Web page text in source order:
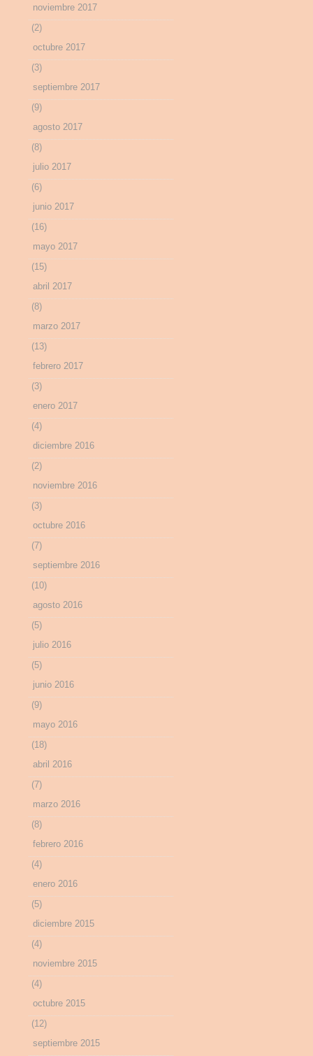
noviembre 2017
(2)
octubre 2017
(3)
septiembre 2017
(9)
agosto 2017
(8)
julio 2017
(6)
junio 2017
(16)
mayo 2017
(15)
abril 2017
(8)
marzo 2017
(13)
febrero 2017
(3)
enero 2017
(4)
diciembre 2016
(2)
noviembre 2016
(3)
octubre 2016
(7)
septiembre 2016
(10)
agosto 2016
(5)
julio 2016
(5)
junio 2016
(9)
mayo 2016
(18)
abril 2016
(7)
marzo 2016
(8)
febrero 2016
(4)
enero 2016
(5)
diciembre 2015
(4)
noviembre 2015
(4)
octubre 2015
(12)
septiembre 2015